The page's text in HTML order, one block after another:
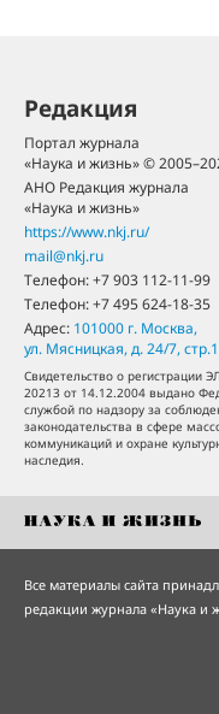
Редакция
Портал журнала
«Наука и жизнь» ©
АНО Редакция журнала
«Наука и жизнь»
https://www.nkj.ru/
mail@nkj.ru
Телефон:+7 903 112-11-99
Телефон:+7 495 624-18-35
Адрес: 101000 г. Москва,
ул. Мясницкая, д. 24/7, стр.1
Свидетельство о регистрации
20213 от 14.12.2004 выдано
службой по надзору за
законодательства в сфере
коммуникаций и охране
наследия.
Все материалы сайта
редакции журнала «Наука и